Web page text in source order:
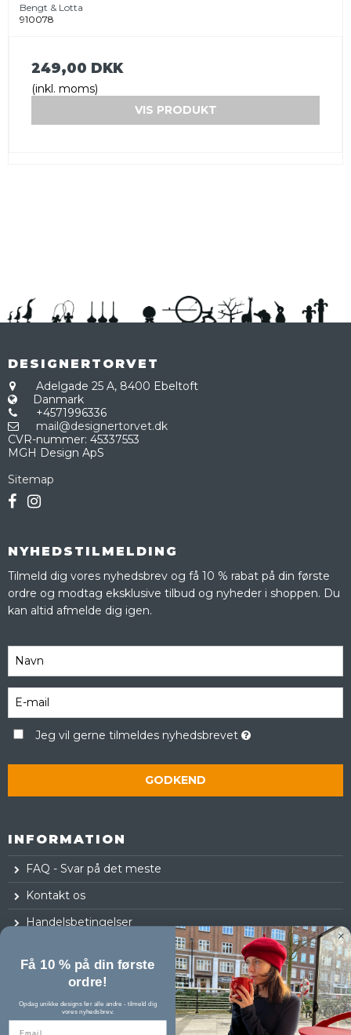
Bengt & Lotta
910078
249,00 DKK
(inkl. moms)
VIS PRODUKT
DESIGNERTORVET
Adelgade 25 A, 8400 Ebeltoft
Danmark
+4571996336
mail@designertorvet.dk
CVR-nummer: 45337553
MGH Design ApS
Sitemap
NYHEDSTILMELDING
Tilmeld dig vores nyhedsbrev og få 10 % rabat på din første
ordre og modtag eksklusive tilbud og nyheder i shoppen. Du
kan altid afmelde dig igen.
Jeg vil gerne tilmeldes nyhedsbrevet
GODKEND
INFORMATION
FAQ - Svar på det meste
Kontakt os
Handelsbetingelser
Log ind
Få 10 % på din første
ordre!
Opdag unikke designs før alle andre - tilmeld dig
vores nyhedsbrev.